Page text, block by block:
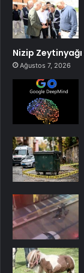
Nizip
Ağustos 7, 2026